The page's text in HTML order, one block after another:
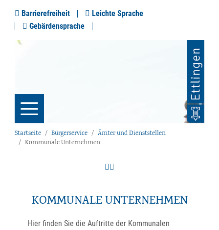
Barrierefreiheit
Leichte Sprache
Gebärdensprache
Startseite Bürgerservice
Ämter und Dienststellen
Kommunale Unternehmen
KOMMUNALE UNTERNEHMEN
Hier finden Sie die Auftritte der Kommunalen